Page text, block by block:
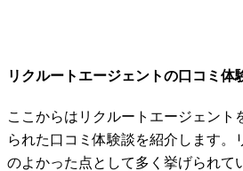
リクルートエージェントの口コミ体
ここからはリクルートエージェント
られた口コミ体験談を紹介します。
のよかった点として多く挙げられて